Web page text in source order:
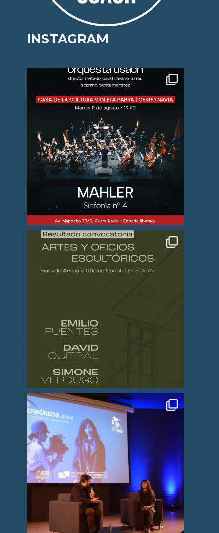
INSTAGRAM